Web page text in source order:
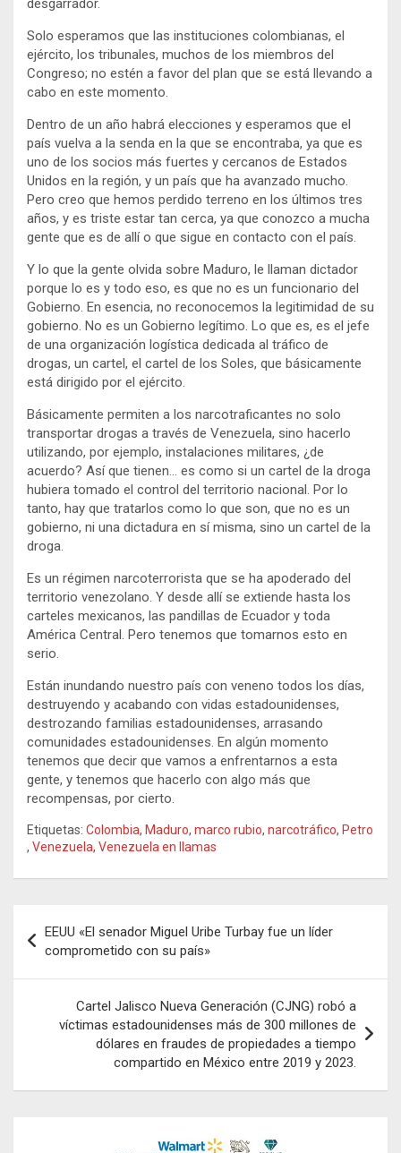
desgarrador.
Solo esperamos que las instituciones colombianas, el
ejército, los tribunales, muchos de los miembros del
Congreso; no estén a favor del plan que se está llevando a
cabo en este momento.
Dentro de un año habrá elecciones y esperamos que el
país vuelva a la senda en la que se encontraba, ya que es
uno de los socios más fuertes y cercanos de Estados
Unidos en la región, y un país que ha avanzado mucho.
Pero creo que hemos perdido terreno en los últimos tres
años, y es triste estar tan cerca, ya que conozco a mucha
gente que es de allí o que sigue en contacto con el país.
Y lo que la gente olvida sobre Maduro, le llaman dictador
porque lo es y todo eso, es que no es un funcionario del
Gobierno. En esencia, no reconocemos la legitimidad de su
gobierno. No es un Gobierno legítimo. Lo que es, es el jefe
de una organización logística dedicada al tráfico de
drogas, un cartel, el cartel de los Soles, que básicamente
está dirigido por el ejército.
Básicamente permiten a los narcotraficantes no solo
transportar drogas a través de Venezuela, sino hacerlo
utilizando, por ejemplo, instalaciones militares, ¿de
acuerdo? Así que tienen… es como si un cartel de la droga
hubiera tomado el control del territorio nacional. Por lo
tanto, hay que tratarlos como lo que son, que no es un
gobierno, ni una dictadura en sí misma, sino un cartel de la
droga.
Es un régimen narcoterrorista que se ha apoderado del
territorio venezolano. Y desde allí se extiende hasta los
carteles mexicanos, las pandillas de Ecuador y toda
América Central. Pero tenemos que tomarnos esto en
serio.
Están inundando nuestro país con veneno todos los días,
destruyendo y acabando con vidas estadounidenses,
destrozando familias estadounidenses, arrasando
comunidades estadounidenses. En algún momento
tenemos que decir que vamos a enfrentarnos a esta
gente, y tenemos que hacerlo con algo más que
recompensas, por cierto.
Etiquetas: Colombia, Maduro, marco rubio, narcotráfico, Petro
, Venezuela, Venezuela en llamas
de
entradas
EEUU «El senador Miguel Uribe Turbay fue un líder
comprometido con su país»
Cartel Jalisco Nueva Generación (CJNG) robó a
víctimas estadounidenses más de 300 millones de
dólares en fraudes de propiedades a tiempo
compartido en México entre 2019 y 2023.